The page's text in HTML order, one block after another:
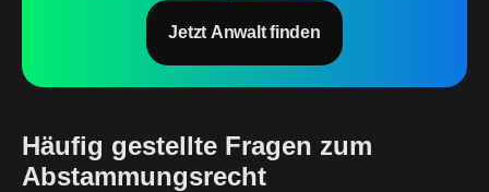
Jetzt Anwalt finden
Häufig gestellte Fragen zum
Abstammungsrecht